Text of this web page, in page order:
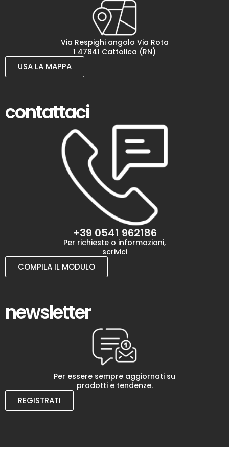
Via Respighi angolo Via Rota
1 47841 Cattolica (RN)
USA LA MAPPA
contattaci
+39 0541 962186
Per richieste o informazioni,
scrivici
COMPILA IL MODULO
newsletter
Per essere sempre aggiornati su
prodotti e tendenze.
REGISTRATI